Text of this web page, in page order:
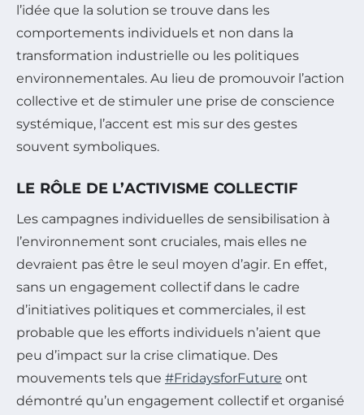
l’idée que la solution se trouve dans les
comportements individuels et non dans la
transformation industrielle ou les politiques
environnementales. Au lieu de promouvoir l’action
collective et de stimuler une prise de conscience
systémique, l’accent est mis sur des gestes
souvent symboliques.
LE RÔLE DE L’ACTIVISME COLLECTIF
Les campagnes individuelles de sensibilisation à
l’environnement sont cruciales, mais elles ne
devraient pas être le seul moyen d’agir. En effet,
sans un engagement collectif dans le cadre
d’initiatives politiques et commerciales, il est
probable que les efforts individuels n’aient que
peu d’impact sur la crise climatique. Des
mouvements tels que #FridaysforFuture ont
démontré qu’un engagement collectif et organisé